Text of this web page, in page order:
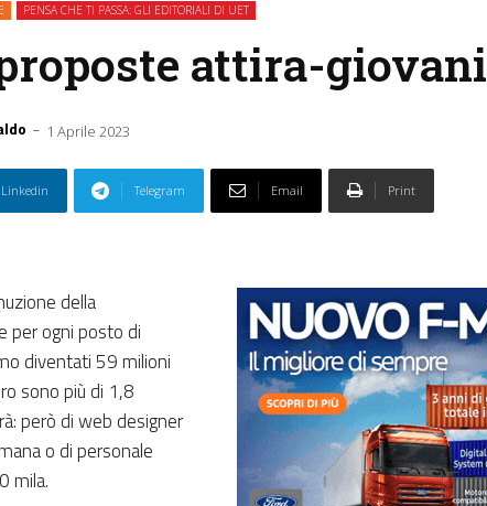
PENSA CHE TI PASSA: GLI EDITORIALI DI UET
attira-giovani
- 1 Aprile 2023
Linkedin Telegram Email Print
della
per ogni posto di
diventati 59 milioni
sono più di 1,8
però di web designer
o di personale
mila.